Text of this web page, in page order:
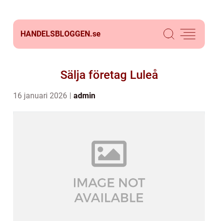
HANDELSBLOGGEN.se
Sälja företag Luleå
16 januari 2026 admin